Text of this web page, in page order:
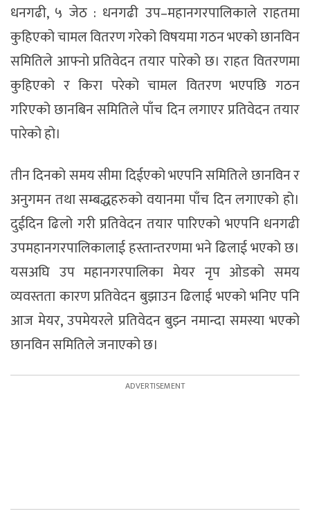
धनगढी, ५ जेठ : धनगढी उप–महानगरपालिकाले राहतमा
कुहिएको चामल वितरण गरेको विषयमा गठन भएको छानविन
समितिले आफ्नो प्रतिवेदन तयार पारेको छ। राहत वितरणमा
कुहिएको र किरा परेको चामल वितरण भएपछि गठन
गरिएको छानबिन समितिले पाँच दिन लगाएर प्रतिवेदन तयार
पारेको हो।
तीन दिनको समय सीमा दिईएको भएपनि समितिले छानविन र
अनुगमन तथा सम्बद्धहरुको वयानमा पाँच दिन लगाएको हो।
दुईदिन ढिलो गरी प्रतिवेदन तयार पारिएको भएपनि धनगढी
उपमहानगरपालिकालाई हस्तान्तरणमा भने ढिलाई भएको छ।
यसअघि उप महानगरपालिका मेयर नृप ओडको समय
व्यवस्तता कारण प्रतिवेदन बुझाउन ढिलाई भएको भनिए पनि
आज मेयर, उपमेयरले प्रतिवेदन बुझ्न नमान्दा समस्या भएको
छानविन समितिले जनाएको छ।